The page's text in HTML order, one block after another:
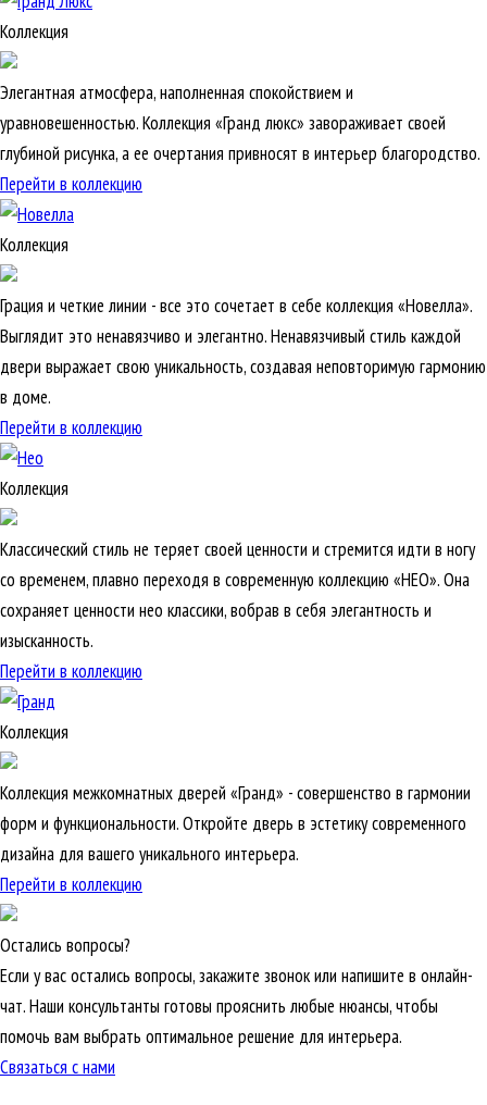
Коллекция
Элегантная атмосфера, наполненная спокойствием и
уравновешенностью. Коллекция «Гранд люкс» завораживает своей
глубиной рисунка, а ее очертания привносят в интерьер благородство.
Перейти в коллекцию
Коллекция
Грация и четкие линии - все это сочетает в себе коллекция «Новелла».
Выглядит это ненавязчиво и элегантно. Ненавязчивый стиль каждой
двери выражает свою уникальность, создавая неповторимую гармонию
в доме.
Перейти в коллекцию
Коллекция
Классический стиль не теряет своей ценности и стремится идти в ногу
со временем, плавно переходя в современную коллекцию «НЕО». Она
сохраняет ценности нео классики, вобрав в себя элегантность и
изысканность.
Перейти в коллекцию
Коллекция
Коллекция межкомнатных дверей «Гранд» - совершенство в гармонии
форм и функциональности. Откройте дверь в эстетику современного
дизайна для вашего уникального интерьера.
Перейти в коллекцию
Остались вопросы?
Если у вас остались вопросы, закажите звонок или напишите в онлайн-
чат. Наши консультанты готовы прояснить любые нюансы, чтобы
помочь вам выбрать оптимальное решение для интерьера.
Связаться с нами